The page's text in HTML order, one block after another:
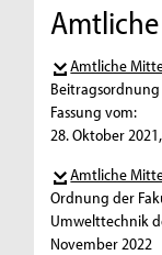
Amtliche
Fassung vom:
28. Oktober
Amtliche
Ordnung der
Umwelttechnik
November 2022